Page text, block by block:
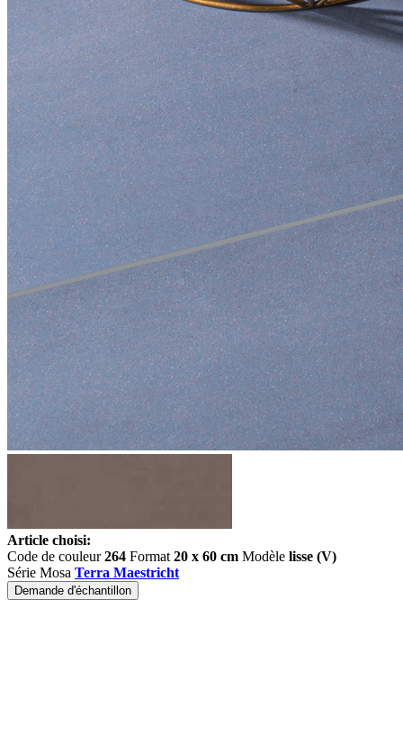
Article choisi:
Code de couleur264 Format 20 x 60 cm Modèle lisse (V)
Série Mosa Terra Maestricht
Demande d'échantillon